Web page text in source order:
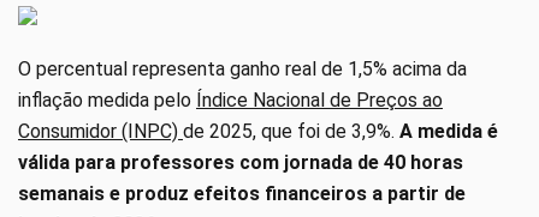
O percentual representa ganho real de 1,5% acima da
inflação medida pelo Índice Nacional de Preços ao
Consumidor (INPC) de 2025, que foi de 3,9%. A medida é
válida para professores com jornada de 40 horas
semanais e produz efeitos financeiros a partir de